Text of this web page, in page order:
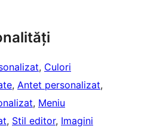
, Culori
, Antet personalizat
, Meniu
, Stil editor, Imagini